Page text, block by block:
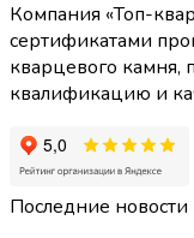
Компания «Топ-
сертификатами
кварцевого
квалификацию и
Последние новости